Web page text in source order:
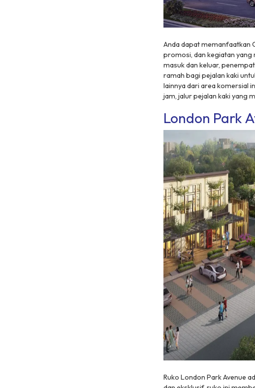
Anda dapat memanfaatkan
promosi, dan kegiatan yang
masuk dan keluar,
ramah bagi pejalan kaki
lainnya dari area komersial
jam, jalur pejalan kaki yang
London Park
Ruko London Park Avenue